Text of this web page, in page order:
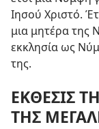
Ιησού Χριστό.
μια μητέρα της
εκκλησία ως
της.
ΕΚΘΕΣΙΣ
ΤΗΣ